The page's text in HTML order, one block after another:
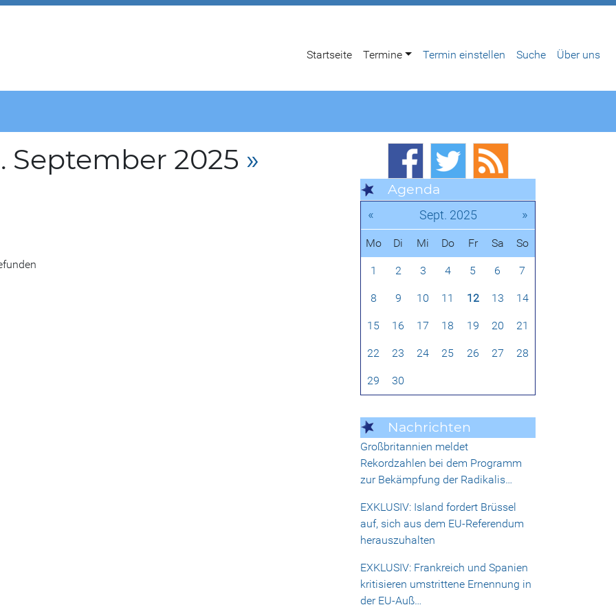
Startseite Termine Termin einstellen Suche Über uns
September 2025 »
Agenda
« Sept. 2025 »
Mo Di Mi Do Fr Sa So
1 2 3 4 5 6 7
8 9 10 11 12 13 14
15 16 17 18 19 20 21
22 23 24 25 26 27 28
29 30
Nachrichten
Großbritannien meldet
Rekordzahlen bei dem Programm
zur Bekämpfung der Radikalis…
EXKLUSIV: Island fordert Brüssel
auf, sich aus dem EU-Referendum
herauszuhalten
EXKLUSIV: Frankreich und Spanien
kritisieren umstrittene Ernennung in
der EU-Auß…